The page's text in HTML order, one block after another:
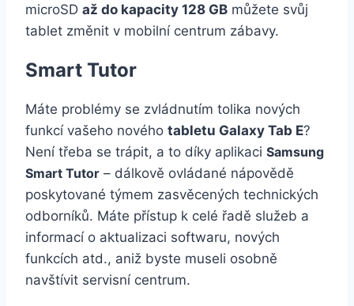
microSD až do kapacity 128 GB můžete svůj
tablet změnit v mobilní centrum zábavy.
Smart Tutor
Máte problémy se zvládnutím tolika nových
funkcí vašeho nového tabletu Galaxy Tab E?
Není třeba se trápit, a to díky aplikaci Samsung
Smart Tutor – dálkově ovládané nápovědě
poskytované týmem zasvěcených technických
odborníků. Máte přístup k celé řadě služeb a
informací o aktualizaci softwaru, nových
funkcích atd., aniž byste museli osobně
navštívit servisní centrum.